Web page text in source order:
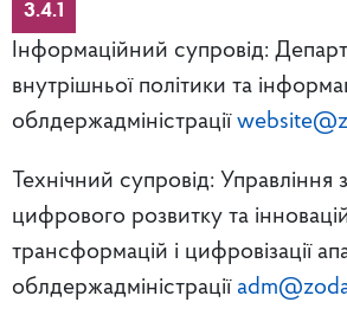
3.4.1
Інформаційний супровід:
внутрішньої політики та
облдержадміністрації
Технічний супровід: Управління
цифрового розвитку та
трансформацій і цифровізації
облдержадміністрації